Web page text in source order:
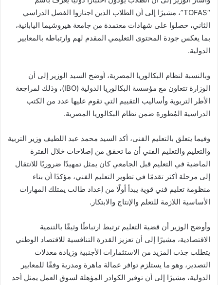
“TOFAS”، مشيرًا إلى أن الطلاب الذين اجتازوا الفصل الدراسي
الثاني، حصلوا على شهادات معتمدة من جامعة هيروشيما اليابانية،
بما يعكس جودة المحتوى التعليمي المقدم لهم وارتباطه بالمعايير
الدولية.
وبالنسبة لنظام البكالوريا المصرية، أوضح السيد الوزير إلى أن
الوزارة تتعاون مع مؤسسة البكالوريا الدولية (IBO)، وذلك لمراجعة
الأطر التربوية وأساليب التقييم التي تقوم عليها عدد من الكتب
الدراسية المُطورة ضمن نظام البكالوريا المصرية.
وفيما يتعلق بالتعليم الفنى، أكد السيد محمد عبد اللطيف وزير التربية
والتعليم والتعليم الفني أن ما تحقق من إصلاحات خلال الفترة
الماضية في التعليم قبل الجامعي كان يمثل تمهيدًا ضروريًا للانتقال
إلى مرحلة أكثر تقدمًا في تطوير التعليم الفني، مؤكدًا أن بناء
منظومة تعليم فني قوية يبدأ أولًا من إعداد طالب يمتلك المهارات
الأساسية اللازمة للتعلم والإنتاج والابتكار.
وأوضح الوزير أن قضية التعليم ترتبط ارتباطًا وثيقًا بالتنمية
الاقتصادية، مشيرًا إلى أن تعزيز القدرة التنافسية للاقتصاد الوطني
يتطلب جذب المزيد من الاستثمارات الأجنبية وزيادة معدلات
التصدير، وهو ما يستلزم توافر عمالة ماهرة ومدربة وفقًا للمعايير
الدولية، مشيرًا إلى أن توفير الكوادر المؤهلة لسوق العمل يمثل أحد